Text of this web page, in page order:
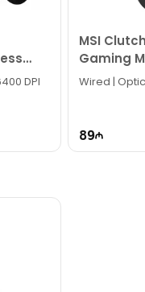
üçün təşəkkür
DPI
MSI
Gaming
Wired |
89